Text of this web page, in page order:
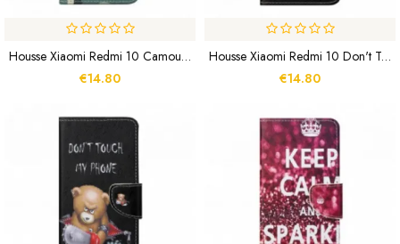
Housse Xiaomi Redmi 10 Camouflage
€14.80
Housse Xiaomi Redmi 10 Don't Touch My Phone
€14.80